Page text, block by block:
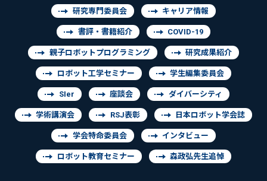
研究専門委員会 キャリア情報
書評・書籍紹介 COVID-19
親子ロボットプログラミング 研究成果紹介
ロボット工学セミナー 学生編集委員会
SIer 座談会 ダイバーシティ
学術講演会 RSJ表彰 日本ロボット学会誌
学会特命委員会 インタビュー
ロボット教育セミナー 森政弘先生追悼